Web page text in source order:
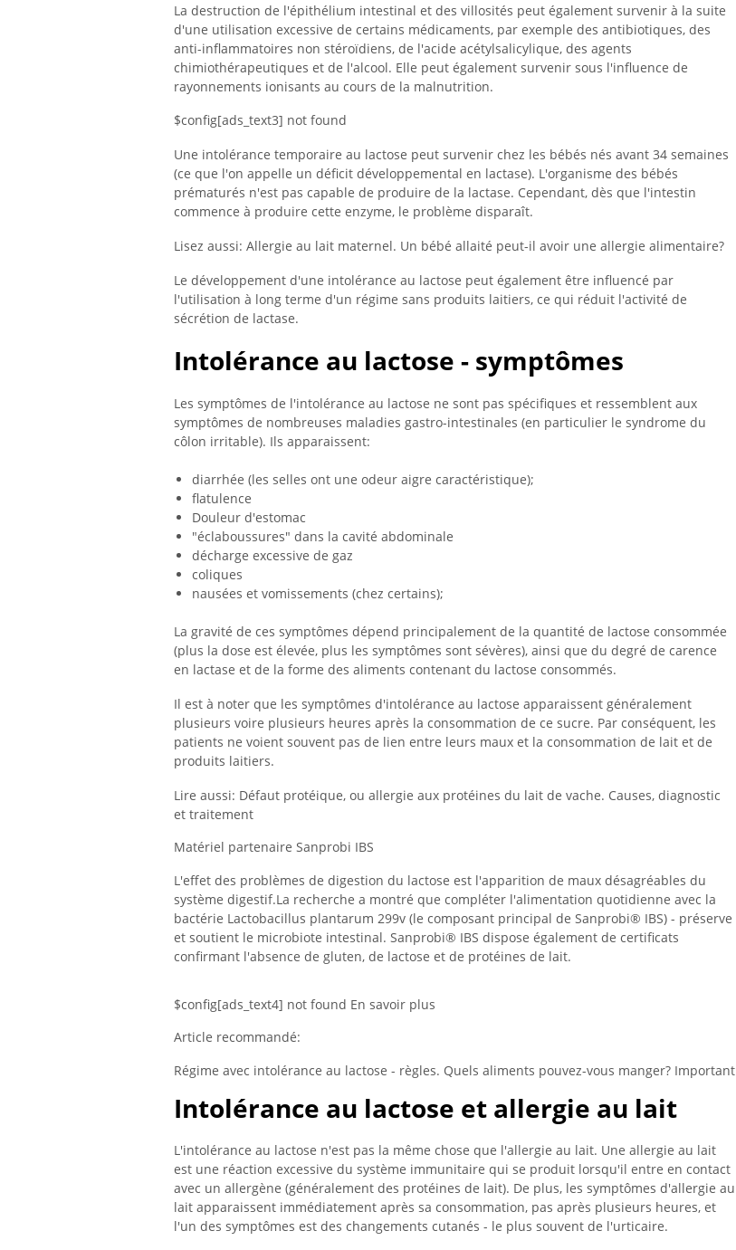
La destruction de l'épithélium intestinal et des villosités peut également survenir à la suite
d'une utilisation excessive de certains médicaments, par exemple des antibiotiques, des
anti-inflammatoires non stéroïdiens, de l'acide acétylsalicylique, des agents
chimiothérapeutiques et de l'alcool. Elle peut également survenir sous l'influence de
rayonnements ionisants au cours de la malnutrition.
$config[ads_text3] not found
Une intolérance temporaire au lactose peut survenir chez les bébés nés avant 34 semaines
(ce que l'on appelle un déficit développemental en lactase). L'organisme des bébés
prématurés n'est pas capable de produire de la lactase. Cependant, dès que l'intestin
commence à produire cette enzyme, le problème disparaît.
Lisez aussi: Allergie au lait maternel. Un bébé allaité peut-il avoir une allergie alimentaire?
Le développement d'une intolérance au lactose peut également être influencé par
l'utilisation à long terme d'un régime sans produits laitiers, ce qui réduit l'activité de
sécrétion de lactase.
Intolérance au lactose - symptômes
Les symptômes de l'intolérance au lactose ne sont pas spécifiques et ressemblent aux
symptômes de nombreuses maladies gastro-intestinales (en particulier le syndrome du
côlon irritable). Ils apparaissent:
diarrhée (les selles ont une odeur aigre caractéristique);
flatulence
Douleur d'estomac
"éclaboussures" dans la cavité abdominale
décharge excessive de gaz
coliques
nausées et vomissements (chez certains);
La gravité de ces symptômes dépend principalement de la quantité de lactose consommée
(plus la dose est élevée, plus les symptômes sont sévères), ainsi que du degré de carence
en lactase et de la forme des aliments contenant du lactose consommés.
Il est à noter que les symptômes d'intolérance au lactose apparaissent généralement
plusieurs voire plusieurs heures après la consommation de ce sucre. Par conséquent, les
patients ne voient souvent pas de lien entre leurs maux et la consommation de lait et de
produits laitiers.
Lire aussi: Défaut protéique, ou allergie aux protéines du lait de vache. Causes, diagnostic
et traitement
Matériel partenaire Sanprobi IBS
L'effet des problèmes de digestion du lactose est l'apparition de maux désagréables du
système digestif.La recherche a montré que compléter l'alimentation quotidienne avec la
bactérie Lactobacillus plantarum 299v (le composant principal de Sanprobi® IBS) - préserve
et soutient le microbiote intestinal. Sanprobi® IBS dispose également de certificats
confirmant l'absence de gluten, de lactose et de protéines de lait.
$config[ads_text4] not found En savoir plus
Article recommandé:
Régime avec intolérance au lactose - règles. Quels aliments pouvez-vous manger? Important
Intolérance au lactose et allergie au lait
L'intolérance au lactose n'est pas la même chose que l'allergie au lait. Une allergie au lait
est une réaction excessive du système immunitaire qui se produit lorsqu'il entre en contact
avec un allergène (généralement des protéines de lait). De plus, les symptômes d'allergie au
lait apparaissent immédiatement après sa consommation, pas après plusieurs heures, et
l'un des symptômes est des changements cutanés - le plus souvent de l'urticaire.